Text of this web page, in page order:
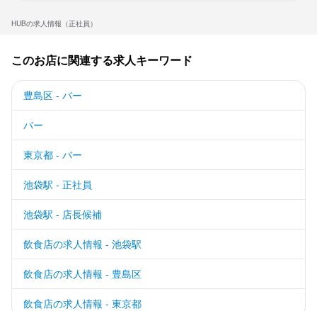
HUBの求人情報（正社員）
このお店に関連する求人キーワード
豊島区 - バー
バー
東京都 - バー
池袋駅 - 正社員
池袋駅 - 店長候補
飲食店の求人情報 - 池袋駅
飲食店の求人情報 - 豊島区
飲食店の求人情報 - 東京都
呼び、業績は堅調に推移しています！2030年までに200店舗まで
ました。
少しでも、興味を持って頂けましたら、ご応募をお願い致しま
す！
店名
HUB 池袋東口店ANNEX
勤務地
東京都豊島区南池袋1-25-9 ＭＹＴビル　Ｂ１Ｆ
法人名・事業者名